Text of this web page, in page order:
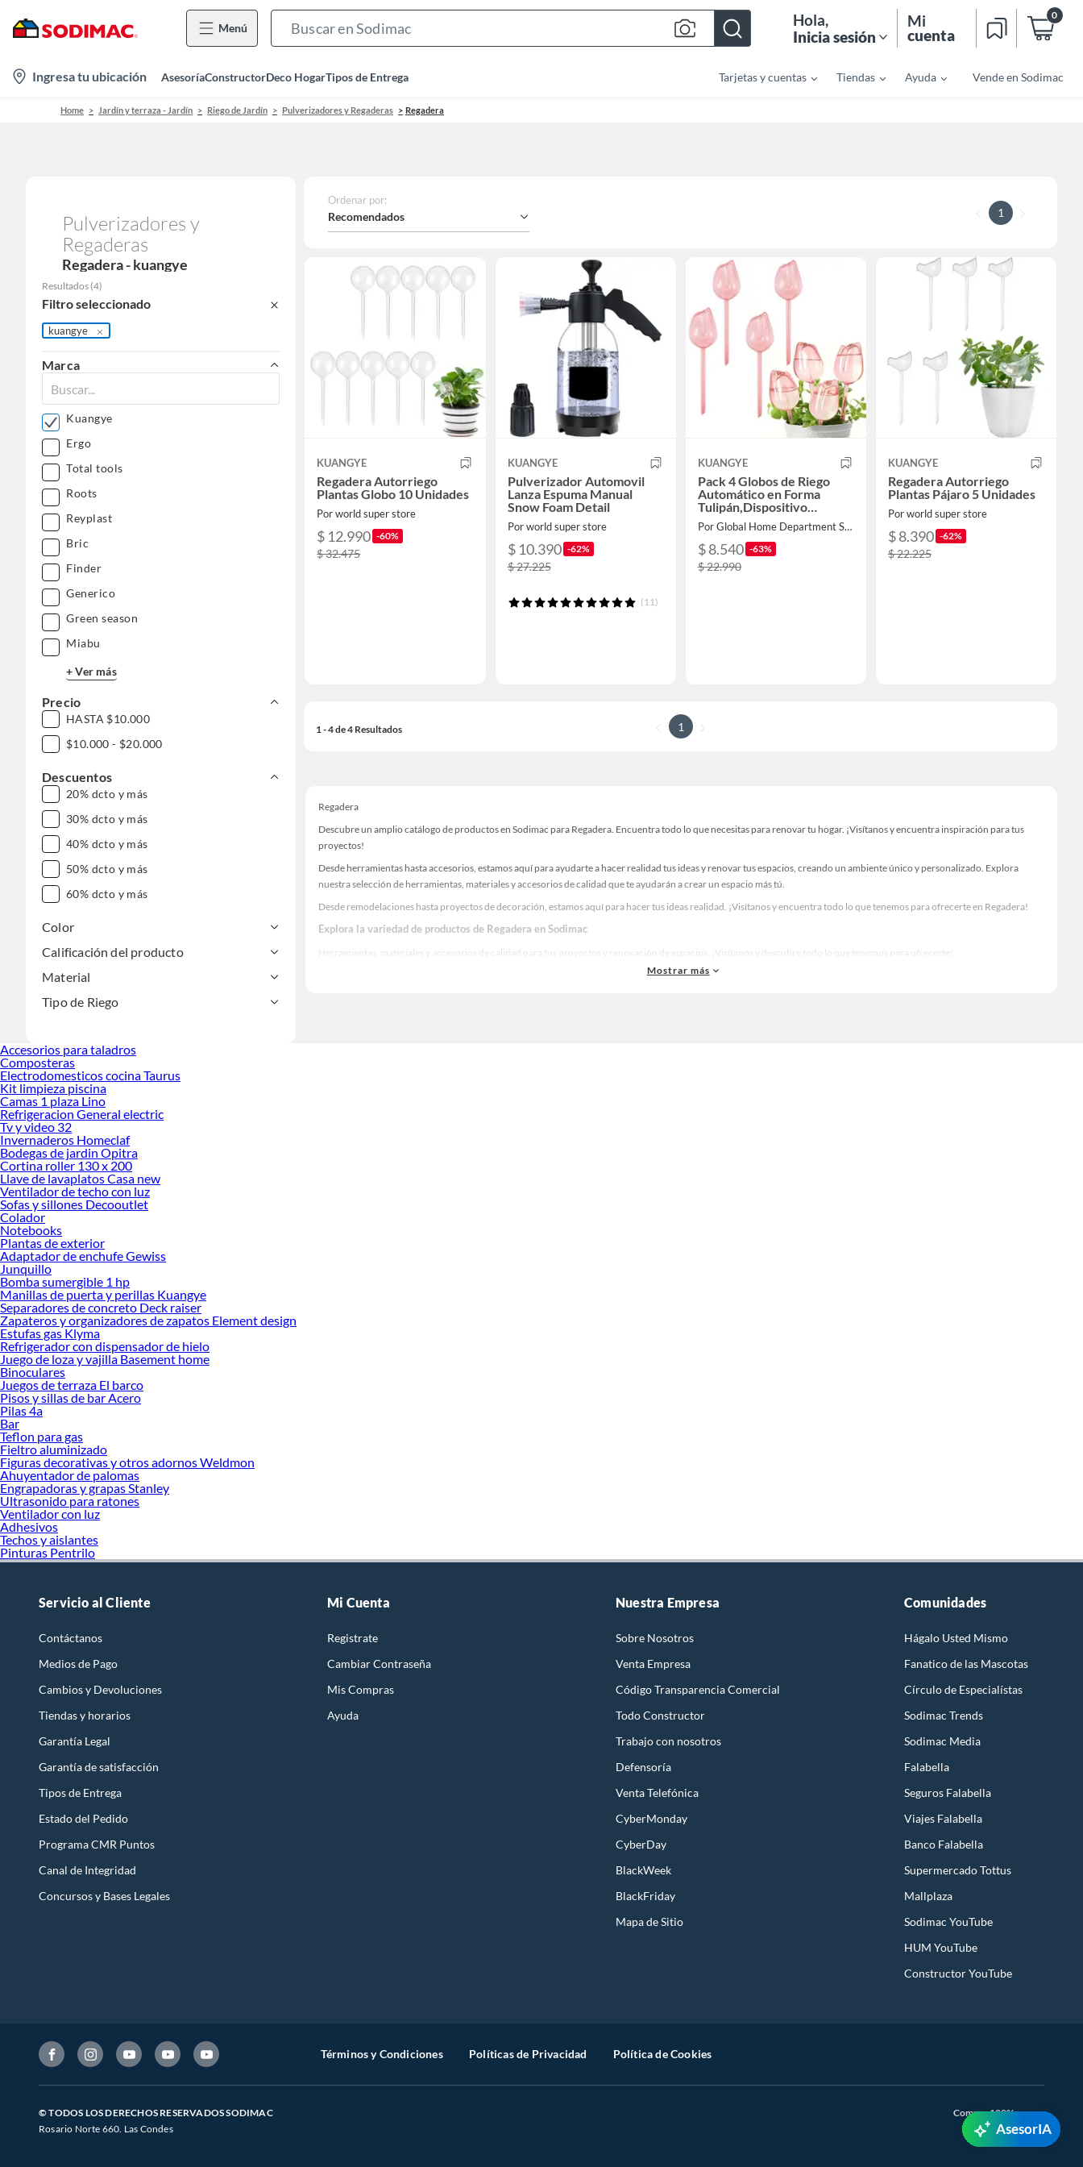
Menú
Bar
Hola,
Inicia sesión
Mi
cuenta
0
location-
icon
Ingresa tu ubicación AsesoríaConstructorDeco HogarTipos de Entrega Tarjetas y cuentas Tiendas Ayuda Vende en Sodimac
Home Jardín y terraza - Jardín Riego de Jardín Pulverizadores y Regaderas Regadera
Pulverizadores y
Regaderas
Regadera - kuangye
Resultados (4)
Filtro seleccionado
kuangye
Marca
Kuangye
Ergo
Total tools
Roots
Reyplast
Bric
Finder
Generico
Green season
Miabu
+ Ver más
Precio
HASTA $10.000
$10.000 - $20.000
Descuentos
20% dcto y más
30% dcto y más
40% dcto y más
50% dcto y más
60% dcto y más
Color
Calificación del producto
Material
Tipo de Riego
Ordenar por:
Recomendados 1
KUANGYE
Regadera Autorriego
Plantas Globo 10 Unidades
Por world super store
$ 12.990 -60%
$ 32.475
KUANGYE
Pulverizador Automovil
Lanza Espuma Manual
Snow Foam Detail
Por world super store
$ 10.390 -62%
$ 27.225
(11)
KUANGYE
Pack 4 Globos de Riego
Automático en Forma
Tulipán,Dispositivo
Autorriego 170ml en PVCPor Global Home Department Store
$ 8.540 -63%
$ 22.990
KUANGYE
Regadera Autorriego
Plantas Pájaro 5 Unidades
Por world super store
$ 8.390 -62%
$ 22.225
1 - 4 de 4 Resultados 1
Regadera
Descubre un amplio catálogo de productos en Sodimac para Regadera. Encuentra todo lo que necesitas para renovar tu hogar. ¡Visítanos y encuentra inspiración para tus
proyectos!
Desde herramientas hasta accesorios, estamos aquí para ayudarte a hacer realidad tus ideas y renovar tus espacios, creando un ambiente único y personalizado. Explora
nuestra selección de herramientas, materiales y accesorios de calidad que te ayudarán a crear un espacio más tú.
Desde remodelaciones hasta proyectos de decoración, estamos aquí para hacer tus ideas realidad. ¡Visítanos y encuentra todo lo que tenemos para ofrecerte en Regadera!
Explora la variedad de productos de Regadera en Sodimac
Herramientas, materiales y accesorios de calidad para tus proyectos y renovación de espacios. ¡Visítanos y descubre todo lo que tenemos para ofrecerte!
Encuentra una amplia variedad de productos de Regadera en Sodimac. Encuentra todo lo necesario para tus proyectos de renovación y decoración. ¡Visítanos y haz tus ideas
Mostrar más
Accesorios para taladros
Composteras
Electrodomesticos cocina Taurus
Kit limpieza piscina
Camas 1 plaza Lino
Refrigeracion General electric
Tv y video 32
Invernaderos Homeclaf
Bodegas de jardin Opitra
Cortina roller 130 x 200
Llave de lavaplatos Casa new
Ventilador de techo con luz
Sofas y sillones Decooutlet
Colador
Notebooks
Plantas de exterior
Adaptador de enchufe Gewiss
Junquillo
Bomba sumergible 1 hp
Manillas de puerta y perillas Kuangye
Separadores de concreto Deck raiser
Zapateros y organizadores de zapatos Element design
Estufas gas Klyma
Refrigerador con dispensador de hielo
Juego de loza y vajilla Basement home
Binoculares
Juegos de terraza El barco
Pisos y sillas de bar Acero
Pilas 4a
Bar
Teflon para gas
Fieltro aluminizado
Figuras decorativas y otros adornos Weldmon
Ahuyentador de palomas
Engrapadoras y grapas Stanley
Ultrasonido para ratones
Ventilador con luz
Adhesivos
Techos y aislantes
Pinturas Pentrilo
Servicio al Cliente
Contáctanos
Medios de Pago
Cambios y Devoluciones
Tiendas y horarios
Garantía Legal
Garantía de satisfacción
Tipos de Entrega
Estado del Pedido
Programa CMR Puntos
Canal de Integridad
Concursos y Bases Legales
Mi Cuenta
Registrate
Cambiar Contraseña
Mis Compras
Ayuda
Nuestra Empresa
Sobre Nosotros
Venta Empresa
Código Transparencia Comercial
Todo Constructor
Trabajo con nosotros
Defensoría
Venta Telefónica
CyberMonday
CyberDay
BlackWeek
BlackFriday
Mapa de Sitio
Comunidades
Hágalo Usted Mismo
Fanatico de las Mascotas
Círculo de Especialístas
Sodimac Trends
Sodimac Media
Falabella
Seguros Falabella
Viajes Falabella
Banco Falabella
Supermercado Tottus
Mallplaza
Sodimac YouTube
HUM YouTube
Constructor YouTube
Términos y Condiciones Políticas de Privacidad Política de Cookies
© TODOS LOS DERECHOS RESERVADOS SODIMAC
Rosario Norte 660. Las Condes
Compra 100% segura
AsesorIA